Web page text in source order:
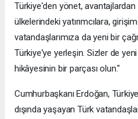
Türkiye'den yönet, avantajlardan
ülkelerindeki yatırımcılara,
vatandaşlarımıza da yeni bir
Türkiye'ye yerleşin. Sizler de
hikâyesinin bir parçası olun."
Cumhurbaşkanı Erdoğan,
dışında yaşayan Türk